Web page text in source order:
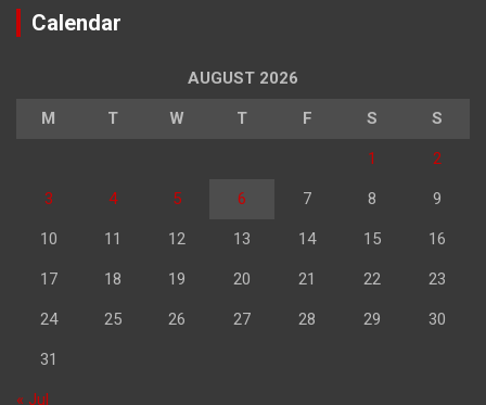
Calendar
AUGUST 2026
M T W T F S S
1 2
3 4 5 6 7 8 9
10 11 12 13 14 15 16
17 18 19 20 21 22 23
24 25 26 27 28 29 30
31
« Jul